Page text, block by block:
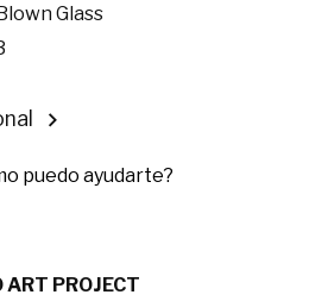
Glass
puedo ayudarte?
PROJECT